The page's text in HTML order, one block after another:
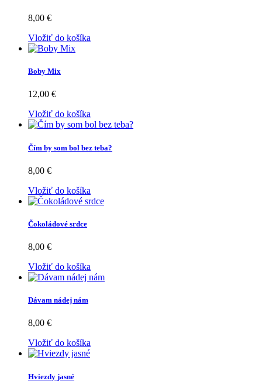
8,00 €
Vložiť do košíka
Boby Mix
12,00 €
Vložiť do košíka
Čím by som bol bez teba?
8,00 €
Vložiť do košíka
Čokoládové srdce
8,00 €
Vložiť do košíka
Dávam nádej nám
8,00 €
Vložiť do košíka
Hviezdy jasné